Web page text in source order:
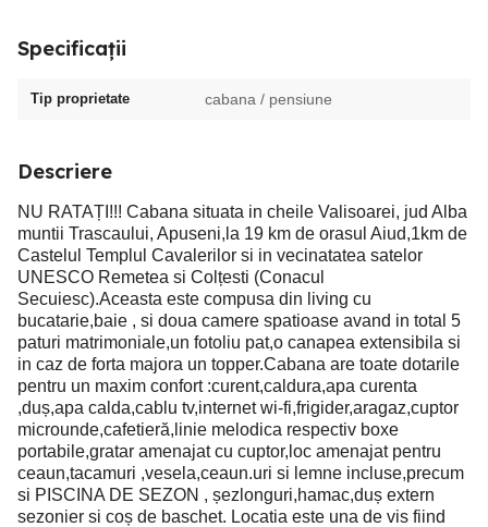
Specificații
Tip proprietate cabana / pensiune
Descriere
NU RATAȚI!!! Cabana situata in cheile Valisoarei, jud Alba
muntii Trascaului, Apuseni,la 19 km de orasul Aiud,1km de
Castelul Templul Cavalerilor si in vecinatatea satelor
UNESCO Remetea si Colțesti (Conacul
Secuiesc).Aceasta este compusa din living cu
bucatarie,baie , si doua camere spatioase avand in total 5
paturi matrimoniale,un fotoliu pat,o canapea extensibila si
in caz de forta majora un topper.Cabana are toate dotarile
pentru un maxim confort :curent,caldura,apa curenta
,duș,apa calda,cablu tv,internet wi-fi,frigider,aragaz,cuptor
microunde,cafetieră,linie melodica respectiv boxe
portabile,gratar amenajat cu cuptor,loc amenajat pentru
ceaun,tacamuri ,vesela,ceaun.uri si lemne incluse,precum
si PISCINA DE SEZON , șezlonguri,hamac,duș extern
sezonier si coș de baschet. Locatia este una de vis fiind